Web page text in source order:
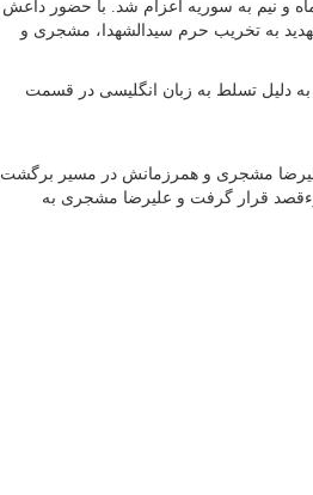
و به مدت دو ماه و نیم به سوریه اعزام شد. با حضور داعش
به تخریب حرم سیدالشهدا، مشجری و
شد و به دلیل تسلط به زبان انگلیسی در قسمت
خـودروی علیرضا مشجری و همرزمانش در مسیر برگشت
قرار گرفت و علیرضا مشجری به